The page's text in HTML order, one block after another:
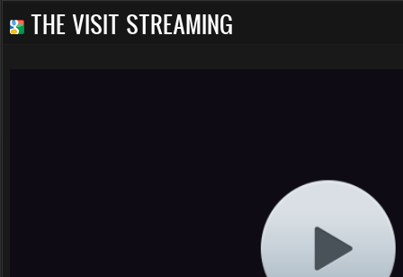
THE VISIT STREAMING